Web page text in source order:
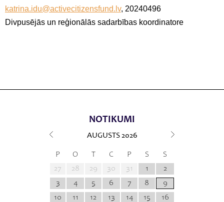
katrina.idu@activecitizensfund.lv, 20240496
Divpusējās un reģionālās sadarbības koordinatore
NOTIKUMI
AUGUSTS 2026
P O T C P S
S
27
28 29 30 31 1
2
3
4 5 6 7 8
9
10
11 12 13 14 15
16